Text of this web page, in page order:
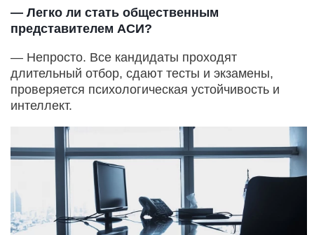
— Легко ли стать общественным
представителем АСИ?
— Непросто. Все кандидаты проходят
длительный отбор, сдают тесты и экзамены,
проверяется психологическая устойчивость и
интеллект.